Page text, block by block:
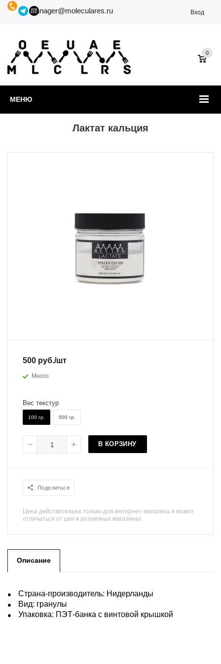
manager@moleculares.ru Вход
МЕНЮ
0
Лактат кальция
500 руб./шт
Много
Вес текстур
100 гр. 500 гр.
В КОРЗИНУ
Поделиться
Цена действительна только для интернет-магазина и может
отличаться от цен в розничных магазинах
Описание
Страна-производитель: Нидерланды
Вид: гранулы
Упаковка: ПЭТ-банка с винтовой крышкой